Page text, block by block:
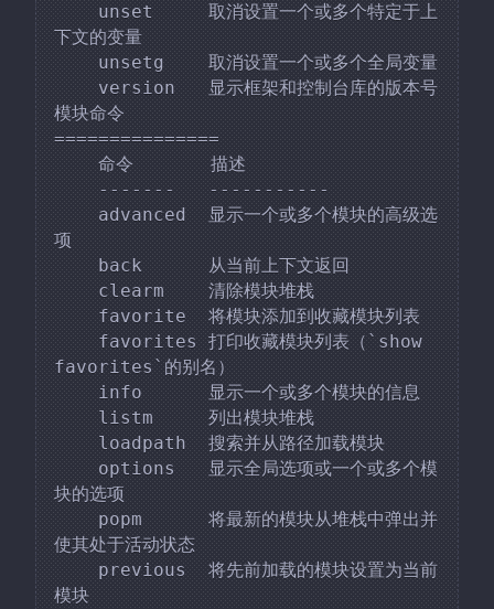
    unset     取消设置一个或多个特定于上
下文的变量
    unsetg    取消设置一个或多个全局变量
    version   显示框架和控制台库的版本号
模块命令
===============
    命令       描述
    -------   -----------
    advanced  显示一个或多个模块的高级选
项
    back      从当前上下文返回
    clearm    清除模块堆栈
    favorite  将模块添加到收藏模块列表
    favorites 打印收藏模块列表（`show
favorites`的别名）
    info      显示一个或多个模块的信息
    listm     列出模块堆栈
    loadpath  搜索并从路径加载模块
    options   显示全局选项或一个或多个模
块的选项
    popm      将最新的模块从堆栈中弹出并
使其处于活动状态
    previous  将先前加载的模块设置为当前
模块